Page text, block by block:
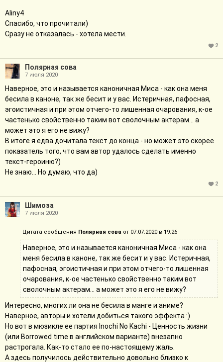
Aliny4
Спасибо, что прочитали)
Сразу не отказалась - хотела мести.
2
Полярная сова
7 июля 2020
Наверное, это и называется каноничная Миса - как она меня
бесила в каноне, так же бесит и у вас. Истеричная, пафосная,
эгоистичная и при этом отчего-то лишенная очарования, к-ое
частенько свойственно таким вот сволочным актерам... а
может это я его не вижу?
В итоге я едва дочитала текст до конца - но может это скорее
показатель того, что вам автор удалось сделать именно
текст-героиню?)
Не знаю... Но думаю, что да)
2
Шимоза
7 июля 2020
Цитата сообщения Полярная сова от 07.07.2020 в 19:26
Наверное, это и называется каноничная Миса - как она
меня бесила в каноне, так же бесит и у вас. Истеричная,
пафосная, эгоистичная и при этом отчего-то лишенная
очарования, к-ое частенько свойственно таким вот
сволочным актерам... а может это я его не вижу?
Интересно, многих ли она не бесила в манге и аниме?
Наверное, авторы и хотели добиться такого эффекта :)
Но вот в мюзикле ее партия Inochi No Kachi - Ценность жизни
(или Borrowed time в английском варианте) внезапно
растрогала. Как-то стало ее по-настоящему жаль.
А здесь получилось действительно довольно близко к